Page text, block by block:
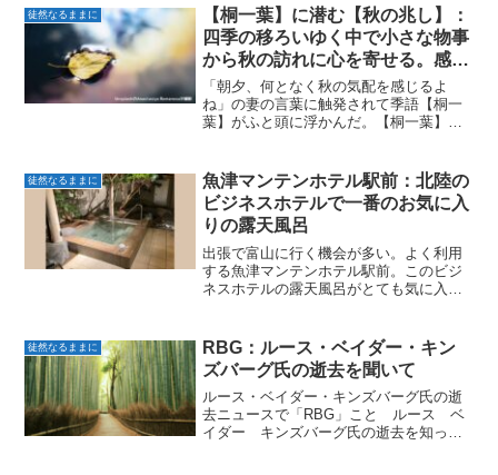
から「豊かさマインド」について訊いて
みた。Ch...
徒然なるままに
【桐一葉】に潜む【秋の兆し】：
四季の移ろいゆく中で小さな物事
から秋の訪れに心を寄せる。感性
と詩心を磨くには俳句がお勧め
「朝夕、何となく秋の気配を感じるよ
ね」の妻の言葉に触発されて季語【桐一
葉】がふと頭に浮かんだ。【桐一葉】と
歌詞 にも【秋の兆し】を捉えている言葉
が見られる。こんな【兆し...
徒然なるままに
魚津マンテンホテル駅前：北陸の
ビジネスホテルで一番のお気に入
りの露天風呂
出張で富山に行く機会が多い。よく利用
する魚津マンテンホテル駅前。このビジ
ネスホテルの露天風呂がとても気に入っ
で２５分。魚津駅から徒歩１分の場所に
魚津マンテンホテルがある...
徒然なるままに
RBG：ルース・ベイダー・キン
ズバーグ氏の逝去を聞いて
ルース・ベイダー・キンズバーグ氏の逝
去ニュースで「RBG」こと ルース ベ
イダー キンズバーグ氏の逝去を知っ